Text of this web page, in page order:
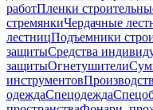
работПленки
стремянкиЧердачные
лестницПодъемники
защитыСредства
защитыОгнетушители
инструментов
одеждаСпецодежда